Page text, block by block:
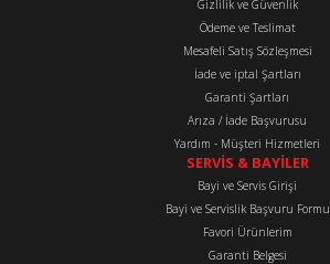
Ürün bilgilerinde hatalar bulunuyor.
Ürün fiyatı diğer sitelerden daha pahalı.
Bu ürüne benzer farklı alternatifler olmalı.
Gönder
Gizlilik ve Güvenlik
Ödeme ve Teslimat
Mesafeli Satış Sözleşmesi
İade ve iptal Şartları
Garanti Şartları
Arıza / İade Başvurusu
Yardım - Müşteri Hizmetleri
SERVİS & BAYİLER
Bayi ve Servis Girişi
Bayi ve Servislik Başvuru Formu
Favori Ürünlerim
Garanti Belgesi